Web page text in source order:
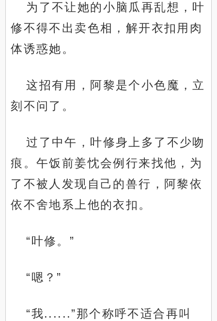
为了不让她的小脑瓜再乱想，叶
修不得不出卖色相，解开衣扣用肉
体诱惑她。
这招有用，阿黎是个小色魔，立
刻不问了。
过了中午，叶修身上多了不少吻
痕。午饭前姜忱会例行来找他，为
了不被人发现自己的兽行，阿黎依
依不舍地系上他的衣扣。
“叶修。”
“嗯？”
“我......”那个称呼不适合再叫